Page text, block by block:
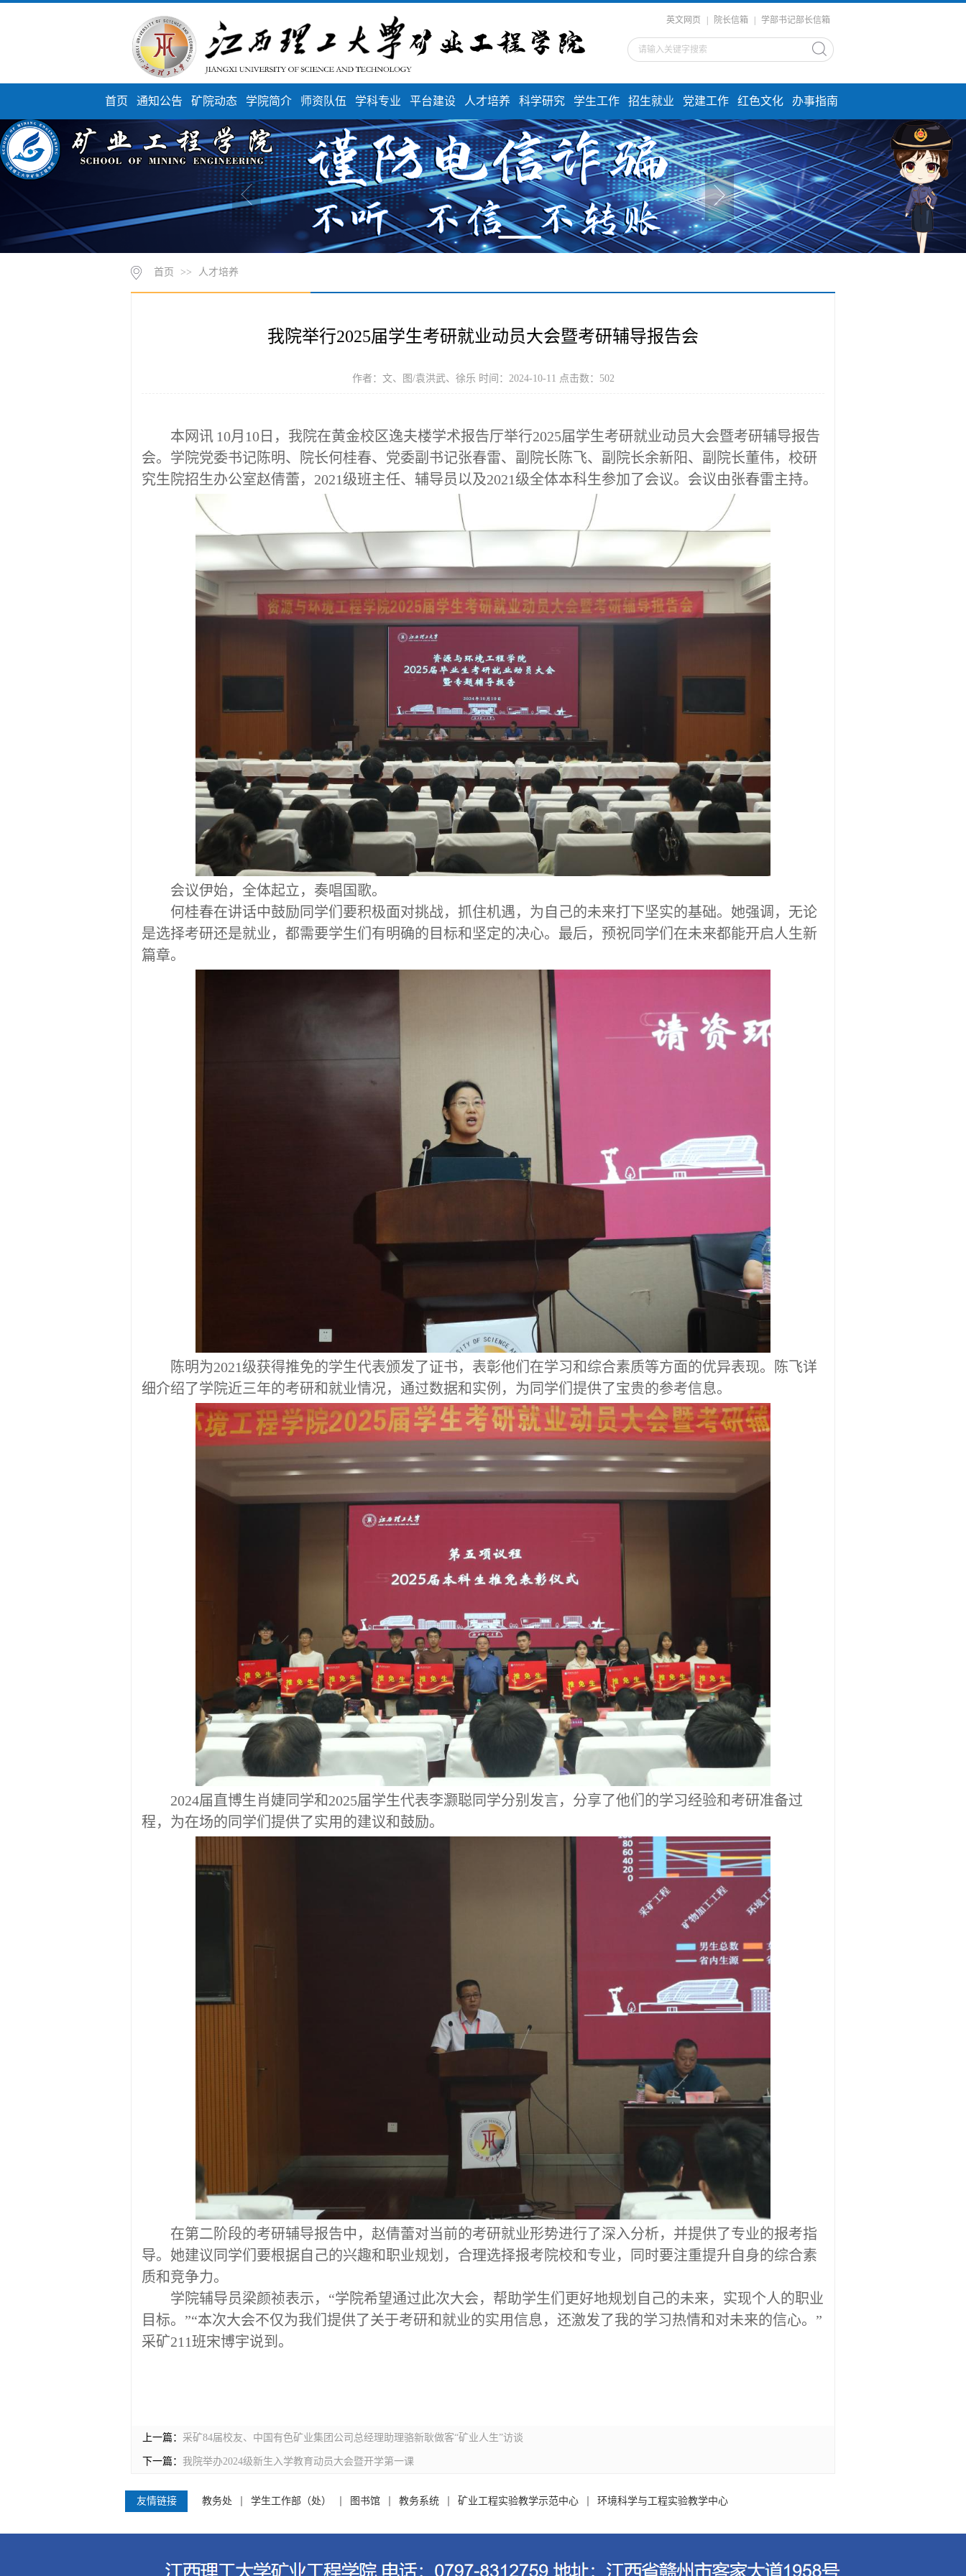
英文网页 院长信箱 学部书记部长信箱
首页 通知公告 矿院动态 学院简介 师资队伍 学科专业 平台建设 人才培养 科学研究 学生工作 招生就业 党建工作 红色文化 办事指南
首页 >> 人才培养
我院举行2025届学生考研就业动员大会暨考研辅导报告会
作者：文、图/袁洪武、徐乐 时间：2024-10-11 点击数： 502
本网讯 10月10 日 ，我院在黄金校区逸夫楼学术报告厅举行2025届学生考研就业动员大会暨考研辅导报告
会。 学院党委书记陈明、 院长何桂春、党委副书记张春雷、副院长陈飞、副院长余新阳、 副院长董伟， 校研
究生院招生办公室赵倩蕾， 2021级班主任、 辅导员 以及2021级全体本科生参加了会议。 会议由张春雷主持。
会议伊始，全体起立，奏唱国歌。
何桂春在讲话中鼓励 同学们要积极面对挑战，抓住机遇，为自己的未来打下坚实的基础。 她强调，无论
是选择考研还是就业，都需要学生们有明确的目标和坚定的决心。 最后，预祝同学们在未来都能开启人生新
篇章。
陈明为2021级获得推免的学生代表颁发了证书，表彰他们在学习和综合素质等方面的优异表现。陈飞详
细介绍了学院近三年的考研和就业情况，通过数据和实例，为 同学们提供了宝贵的参考信息。
2024届直博生 肖婕同学和2025届学生代表李灏聪同学分别发言，分享了他们的学习经验和考研准备过
程，为在场的同学们提供了实用的建议和鼓励。
在第二阶段的考研辅导报告中， 赵倩蕾对当前的考研就业形势进行了深入分析，并提供了专业的报考指
导。 她建议 同学们要根据自己的兴趣和职业规划，合理选择报考院校和专业，同时要注重提升自身的综合素
质和竞争力。
学院辅导员梁颜祯表示， “学院希望通过此次大会，帮助学生们更好地规划自己的未来，实现个人的职业
目标。 ”“本次大会不仅为我们提供了关于考研和就业的实用信息，还激发了我的学习热情和对未来的信心。 ”
采矿211班宋博宇说到。
上一篇： 采矿84届校友、中国有色矿业集团公司总经理助理骆新耿做客“矿业人生”访谈
下一篇： 我院举办2024级新生入学教育动员大会暨开学第一课
友情链接 教务处 学生工作部（处） 图书馆 教务系统 矿业工程实验教学示范中心 环境科学与工程实验教学中心